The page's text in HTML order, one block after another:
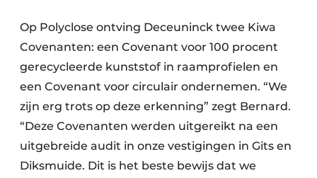
Op Polyclose ontving Deceuninck twee Kiwa
Covenanten: een Covenant voor 100 procent
gerecycleerde kunststof in raamprofielen en
een Covenant voor circulair ondernemen. “We
zijn erg trots op deze erkenning” zegt Bernard.
“Deze Covenanten werden uitgereikt na een
uitgebreide audit in onze vestigingen in Gits en
Diksmuide. Dit is het beste bewijs dat we